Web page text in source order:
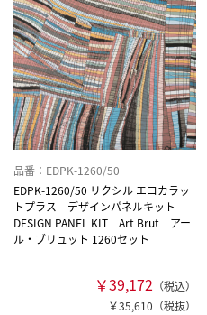
品番：EDPK-1260/50
EDPK-1260/50 リクシル エコカラッ
トプラス デザインパネルキット
DESIGN PANEL KIT Art Brut アー
ル・ブリュット 1260セット
￥39,172 （税込）
￥35,610（税抜）